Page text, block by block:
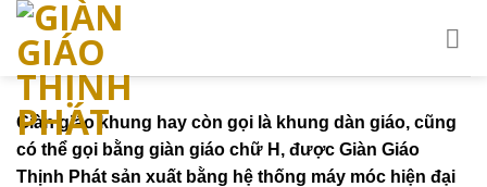
Skip
content
Giàn giáo khung hay còn gọi là khung dàn giáo, cũng
có thể gọi bằng giàn giáo chữ H, được Giàn Giáo
Thịnh Phát sản xuất bằng hệ thống máy móc hiện đại